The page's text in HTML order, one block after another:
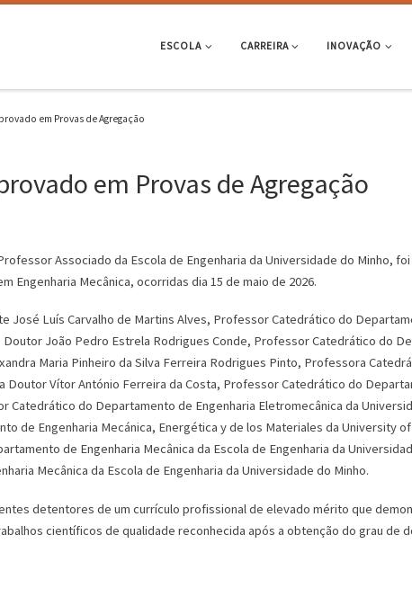
ESCOLA CARREIRA INOVAÇÃO
em Provas de Agregação
em Provas de Agregação
Associado da Escola de Engenharia da Universidade do Minho,
Engenharia Mecânica, ocorridas dia 15 de maio de 2026.
José Luís Carvalho de Martins Alves, Professor Catedrático do
João Pedro Estrela Rodrigues Conde, Professor Catedrático do
Maria Pinheiro da Silva Ferreira Rodrigues Pinto, Professora
Doutor Vítor António Ferreira da Costa, Professor Catedrático do
Catedrático do Departamento de Engenharia Eletromecânica da
de Engenharia Mecánica, Energética y de los Materiales da University
de Engenharia Mecânica da Escola de Engenharia da
Mecânica da Escola de Engenharia da Universidade do Minho.
detentores de um currículo profissional de elevado mérito que
científicos de qualidade reconhecida após a obtenção do grau de